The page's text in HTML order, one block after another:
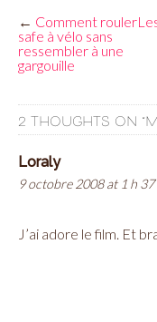
← Comment rouler
safe à vélo sans
ressembler à une
gargouille
2 THOUGHTS ON “
Loraly
9 octobre 2008 at 1 h 37
J’ai adore le film. Et